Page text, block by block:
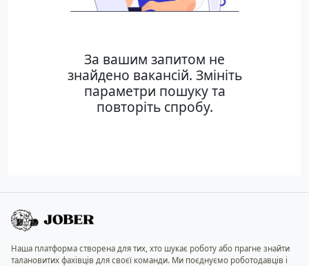
За вашим запитом не
знайдено вакансій. Змініть
параметри пошуку та
повторіть спробу.
Наша платформа створена для тих, хто шукає роботу або прагне знайти
талановитих фахівців для своєї команди. Ми поєднуємо роботодавців і